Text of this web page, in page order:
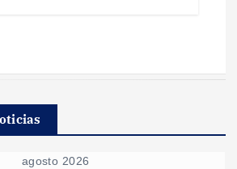
agosto 2026